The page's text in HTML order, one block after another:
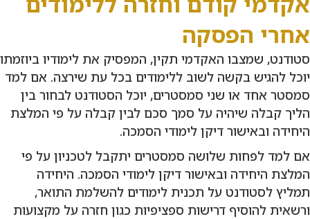
אחרי הפסקה
סטודנט, שמצבו האקדמי תקין, המפסיק את לימודיו ביוזמתו
יוכל להגיש בקשה לשוב ללימודים בכל עת שירצה. אם למד
סמסטר אחד או שני סמסטרים, יוכל הסטודנט לבחור בין
הליך קבלה שיהיה על סמך סכם לבין קבלה על פי המלצת
היחידה ובאישור דיקן לימודי הסמכה.
אם למד לפחות שלושה סמסטרים יתקבל לטכניון על פי
המלצת היחידה ובאישור דיקן לימודי הסמכה. היחידה
תמליץ לסטודנט על תכנית לימודים להשלמת התואר,
ורשאית להוסיף דרישות ספציפיות כגון חזרה על מקצועות